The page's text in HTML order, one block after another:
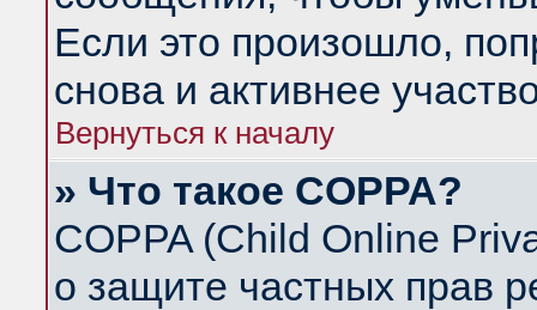
Если это произошло,
снова и активнее
Вернуться к началу
» Что такое COPPA?
COPPA (Child Online
о защите частных прав